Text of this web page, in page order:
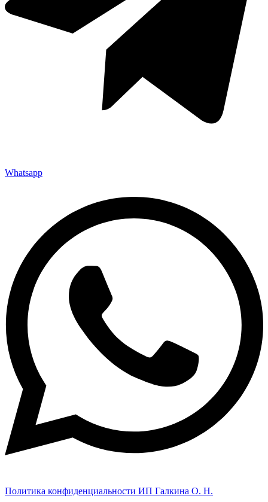
Whatsapp
Политика конфиденциальности ИП Галкина О. Н.